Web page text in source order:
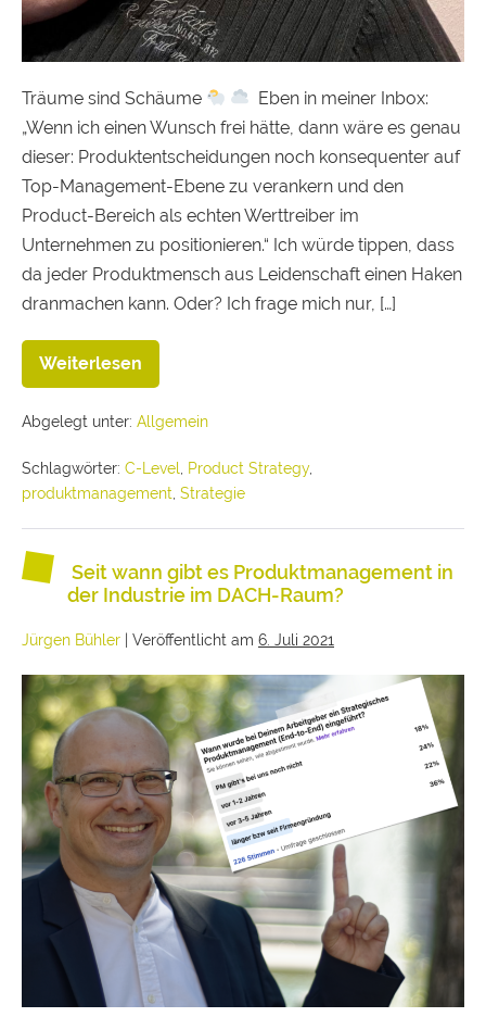
Träume sind Schäume
Eben in meiner Inbox:
„Wenn ich einen Wunsch frei hätte, dann wäre es genau
dieser: Produktentscheidungen noch konsequenter auf
Top-Management-Ebene zu verankern und den
Product-Bereich als echten Werttreiber im
Unternehmen zu positionieren.“ Ich würde tippen, dass
da jeder Produktmensch aus Leidenschaft einen Haken
dranmachen kann. Oder? Ich frage mich nur, […]
Weiterlesen
Abgelegt unter: Allgemein
Schlagwörter: C-Level Product Strategy,
produktmanagement Strategie
Seit wann gibt es Produktmanagement in
der Industrie im DACH-Raum?
Jürgen Bühler Veröffentlicht am 6. Juli 2021